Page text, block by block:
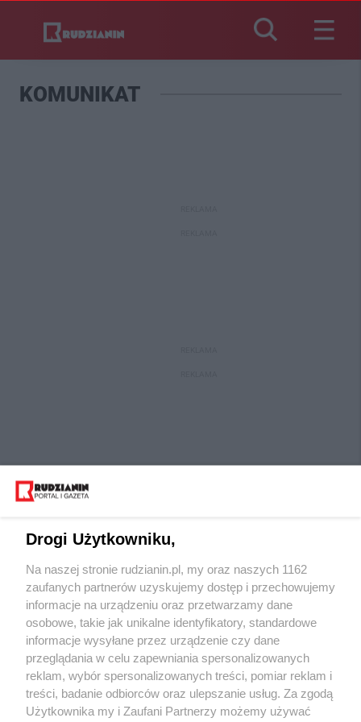
KOMUNIKAT
Wydawca mediów lokalnych
Nie zapomnij
zapoznać się z:
polityką prywatności regulamin korzystania z portali
Twojemiasto Skontaktuj sięz nami
Drogi Użytkowniku,
Na naszej stronie rudzianin.pl, my oraz naszych 1162
zaufanych partnerów uzyskujemy dostęp i przechowujemy
informacje na urządzeniu oraz przetwarzamy dane
osobowe, takie jak unikalne identyfikatory, standardowe
informacje wysyłane przez urządzenie czy dane
przeglądania w celu zapewniania spersonalizowanych
reklam, wybór spersonalizowanych treści, pomiar reklam i
treści, badanie odbiorców oraz ulepszanie usług. Za zgodą
Użytkownika my i Zaufani Partnerzy możemy używać